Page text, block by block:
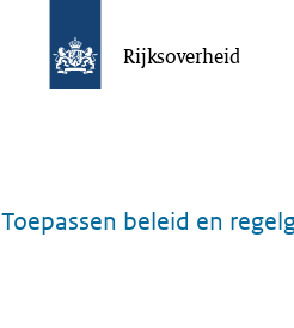
Rijksoverheid
Toepassen beleid en